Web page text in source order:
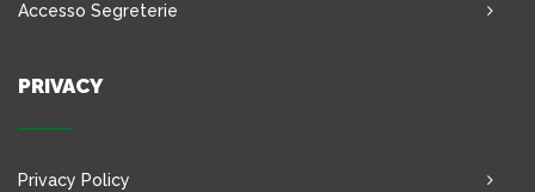
Accesso Segreterie
PRIVACY
Privacy Policy